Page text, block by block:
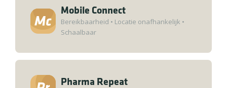
Mobile Connect
Bereikbaarheid • Locatie onafhankelijk •
Schaalbaar
Pharma Repeat